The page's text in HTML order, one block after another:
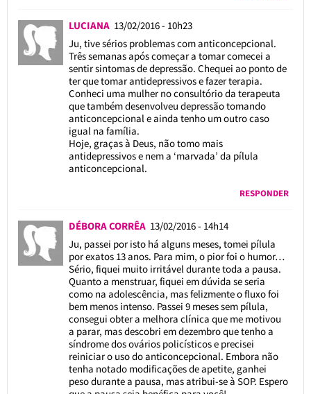
LUCIANA 13/02/2016 - 10h23
Ju, tive sérios problemas com anticoncepcional.
Três semanas após começar a tomar comecei a
sentir sintomas de depressão. Chequei ao ponto de
ter que tomar antidepressivos e fazer terapia.
Conheci uma mulher no consultório da terapeuta
que também desenvolveu depressão tomando
anticoncepcional e ainda tenho um outro caso
igual na família.
Hoje, graças à Deus, não tomo mais
antidepressivos e nem a ‘marvada’ da pílula
anticoncepcional.
RESPONDER
DÉBORA CORRÊA 13/02/2016 - 14h14
Ju, passei por isto há alguns meses, tomei pílula
por exatos 13 anos. Para mim, o pior foi o humor…
Sério, fiquei muito irritável durante toda a pausa.
Quanto a menstruar, fiquei em dúvida se seria
como na adolescência, mas felizmente o fluxo foi
bem menos intenso. Passei 9 meses sem pílula,
consegui obter a melhora clínica que me motivou
a parar, mas descobri em dezembro que tenho a
síndrome dos ovários policísticos e precisei
reiniciar o uso do anticoncepcional. Embora não
tenha notado modificações de apetite, ganhei
peso durante a pausa, mas atribui-se à SOP. Espero